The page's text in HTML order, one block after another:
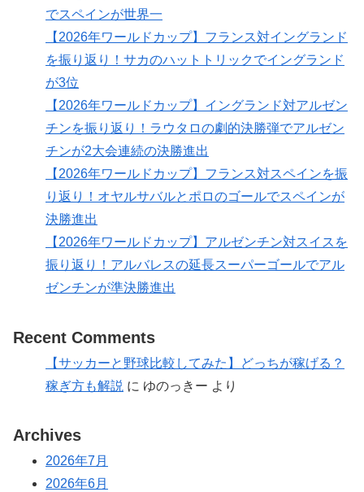
でスペインが世界一
【2026年ワールドカップ】フランス対イングランド
を振り返り！サカのハットトリックでイングランド
が3位
【2026年ワールドカップ】イングランド対アルゼン
チンを振り返り！ラウタロの劇的決勝弾でアルゼン
チンが2大会連続の決勝進出
【2026年ワールドカップ】フランス対スペインを振
り返り！オヤルサバルとポロのゴールでスペインが
決勝進出
【2026年ワールドカップ】アルゼンチン対スイスを
振り返り！アルバレスの延長スーパーゴールでアル
ゼンチンが準決勝進出
Recent Comments
【サッカーと野球比較してみた】どっちが稼げる？
稼ぎ方も解説 に ゆのっきー より
Archives
2026年7月
2026年6月